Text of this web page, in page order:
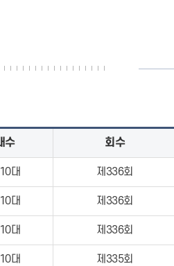
수 회수
대 제336회
대 제336회
대 제336회
대 제335회